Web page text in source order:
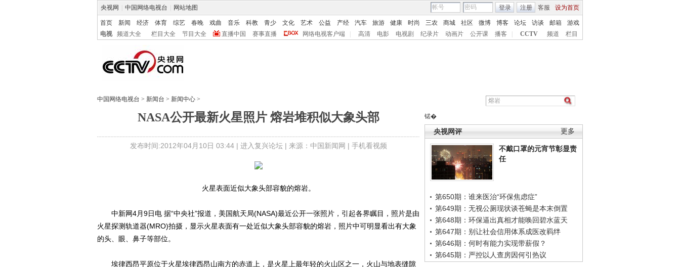
央视网 中国网络电视台 网站地图 客服 设为首页
登录 注册
首页 新闻 经济 体育 综艺 春晚 戏曲 音乐 科教 青少 文化 艺术 公益 产经 汽车 旅游 健康 时尚 三农 商城 社区 微博 博客 论坛 访谈 邮箱
游戏
电视
频道大全 栏目大全 节目大全 直播中国 赛事直播 网络电视客户端 高清 电影 电视剧 纪录片 动画片 公开课 播客 CCTV 频道 栏目
中国网络电视台 > 新闻台 > 新闻中心 >
NASA公开最新火星照片 熔岩堆积似大象头部
发布时间:2012年04月10日 03:44 | 进入复兴论坛| 来源：中国新闻网 | 手机看视频
锘�
更多
央视网评
不戴口罩的元宵节彰显责
任
第650期：谁来医治“环保焦虑症”
第649期：无视公厕现状谈苍蝇是本末倒置
第648期：环保逼出真相才能唤回碧水蓝天
第647期：别让社会信用体系成医改羁绊
第646期：何时有能力实现带薪假？
第645期：严控以人查房因何引热议
火星表面近似大象头部容貌的熔岩。
中新网4月9日电 据“中央社”报道，美国航天局(NASA)最近公开一张照片，引起各界瞩目，照片是由
火星探测轨道器(MRO)拍摄，显示火星表面有一处近似大象头部容貌的熔岩，照片中可明显看出有大象
的头、眼、鼻子等部位。
埃律西昂平原位于火星埃律西昂山南方的赤道上，是火星上最年轻的火山区之一，火山与地表缝隙